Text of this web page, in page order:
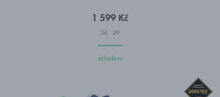
1 599 Kč
24 29
skladem